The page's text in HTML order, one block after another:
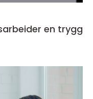
en trygg